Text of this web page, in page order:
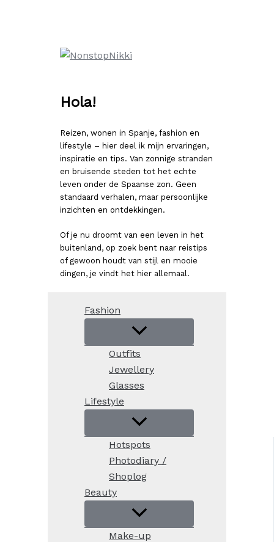
Hola!
Reizen, wonen in Spanje, fashion en
lifestyle – hier deel ik mijn ervaringen,
inspiratie en tips. Van zonnige stranden
en bruisende steden tot het echte
leven onder de Spaanse zon. Geen
standaard verhalen, maar persoonlijke
inzichten en ontdekkingen.
Of je nu droomt van een leven in het
buitenland, op zoek bent naar reistips
of gewoon houdt van stijl en mooie
dingen, je vindt het hier allemaal.
Fashion
Outfits
Jewellery
Glasses
Lifestyle
Hotspots
Photodiary /
Shoplog
Beauty
Make-up